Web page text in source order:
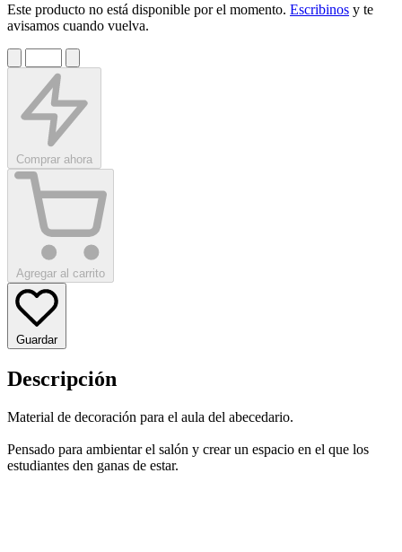
Este producto no está disponible por el momento. Escribinos y te
avisamos cuando vuelva.
Comprar ahora
Agregar al carrito
Guardar
Descripción
Material de decoración para el aula del abecedario.
Pensado para ambientar el salón y crear un espacio en el que los
estudiantes den ganas de estar.